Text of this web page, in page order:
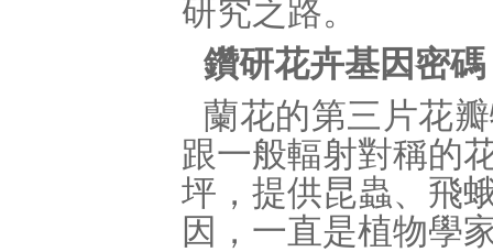
研究之路。
鑽研花卉基因密
蘭花的第三片花
跟一般輻射對稱的
坪，提供昆蟲、飛
因，一直是植物學